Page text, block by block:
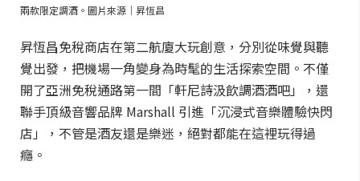
兩款限定調酒。圖片來源｜昇恆昌
昇恆昌免稅商店在第二航廈大玩創意，分別從味覺與聽
覺出發，把機場一角變身為時髦的生活探索空間。不僅
開了亞洲免稅通路第一間「軒尼詩汲飲調酒酒吧」，還
聯手頂級音響品牌 Marshall 引進「沉浸式音樂體驗快閃
店」，不管是酒友還是樂迷，絕對都能在這裡玩得過
癮。